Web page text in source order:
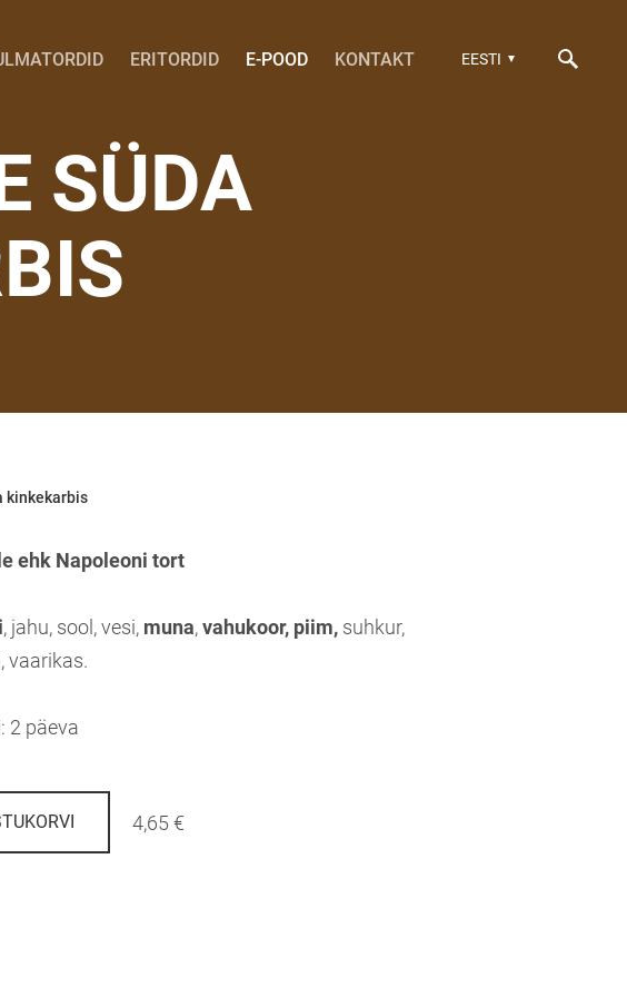
ERITORDID E-POOD KONTAKT EESTI
SÜDA
kinkekarbis
ehk Napoleoni tort
, jahu, sool, vesi, muna,vahukoor, piim, suhkur,
vaarikas.
2 päeva
4,65 €